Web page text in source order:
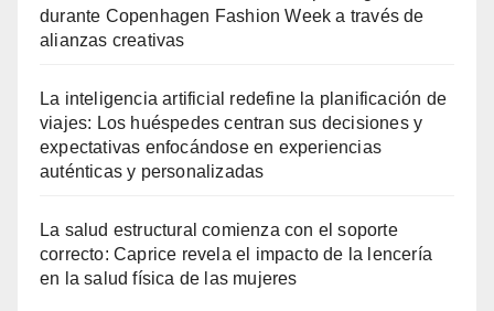
durante Copenhagen Fashion Week a través de
alianzas creativas
La inteligencia artificial redefine la planificación de
viajes: Los huéspedes centran sus decisiones y
expectativas enfocándose en experiencias
auténticas y personalizadas
La salud estructural comienza con el soporte
correcto: Caprice revela el impacto de la lencería
en la salud física de las mujeres